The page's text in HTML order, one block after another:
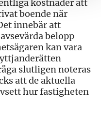
kostnader att
boende när
innebär att
belopp
kan vara
slutligen noteras
att de aktuella
hur fastigheten